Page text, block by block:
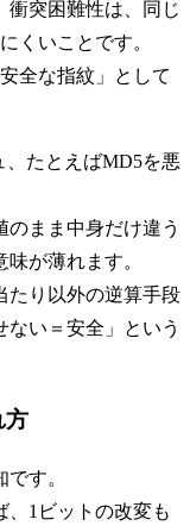
衝突困難性は、同じ
くいことです。
全な指紋」として
たとえばMD5を悪
まま中身だけ違う
が薄れます。
たり以外の逆算手段
い＝安全」という
方
す。
、1ビットの改変も